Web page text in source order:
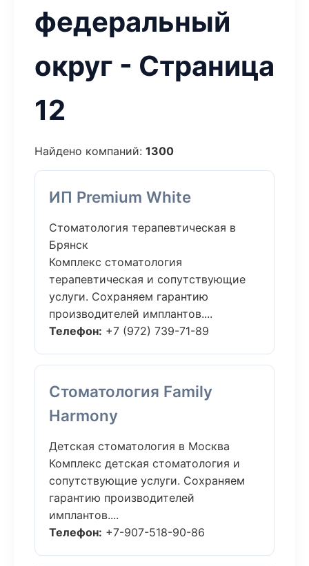
федеральный
округ - Страница
12
Найдено компаний: 1300
ИП Premium White
Стоматология терапевтическая в
Брянск
Комплекс стоматология
терапевтическая и сопутствующие
услуги. Сохраняем гарантию
производителей имплантов....
Телефон: +7 (972) 739-71-89
Стоматология Family
Harmony
Детская стоматология в Москва
Комплекс детская стоматология и
сопутствующие услуги. Сохраняем
гарантию производителей
имплантов....
Телефон: +7-907-518-90-86